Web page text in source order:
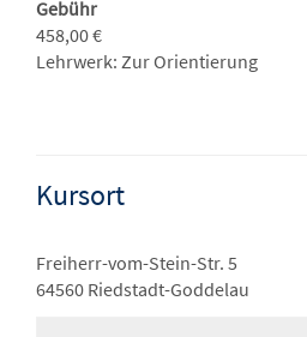
Gebühr
458,00 €
Lehrwerk: Zur Orientierung
Kursort
Freiherr-vom-Stein-Str. 5
64560 Riedstadt-Goddelau